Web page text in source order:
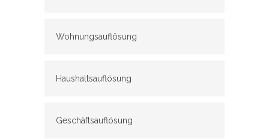
Wohnungsauflösung
Haushaltsauflösung
Geschäftsauflösung